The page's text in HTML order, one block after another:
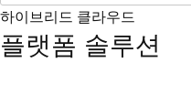
하이브리드 클라우드
플랫폼 솔루션